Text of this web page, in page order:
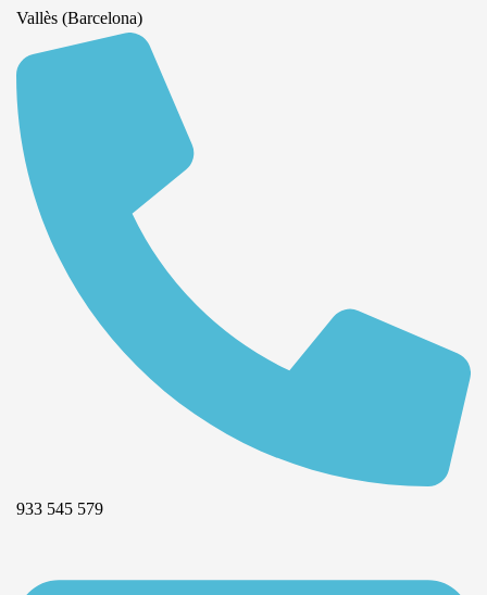
Vallès (Barcelona)
933 545 579